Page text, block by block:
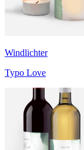
Windlichter
Typo Love